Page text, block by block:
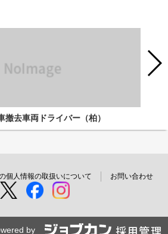
撤去車両ドライバー（柏）
個人情報の取扱いについて お問い合わせ
by